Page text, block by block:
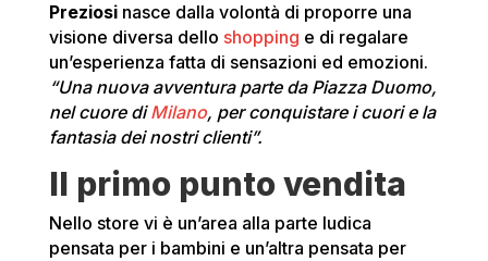
Preziosinasce dalla volontà di proporre una
visione diversa dello shopping e di regalare
un’esperienza fatta di sensazioni ed emozioni.
“Una nuova avventura parte da Piazza Duomo,
nel cuore diMilano, per conquistare i cuori e la
fantasia dei nostri clienti”.
Il primo punto vendita
Nello store vi è un’area alla parte ludica
pensata per i bambini e un’altra pensata per